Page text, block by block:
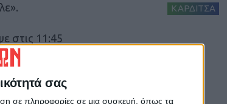
σας
σε πληροφορίες σε μια συσκευή, όπως τα
στις 11:45
και
της
θα
όπου θα
ΚΑΡΔΙΤΣΑ